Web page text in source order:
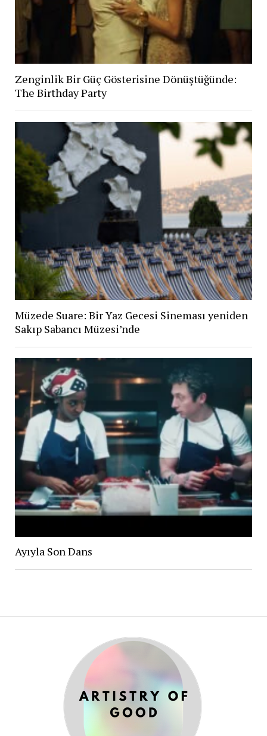
Zenginlik Bir Güç Gösterisine Dönüştüğünde:
The Birthday Party
Müzede Suare: Bir Yaz Gecesi Sineması yeniden
Sakıp Sabancı Müzesi’nde
Ayıyla Son Dans